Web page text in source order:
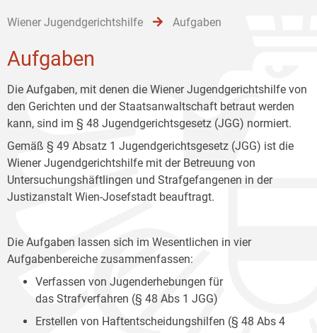
Wiener Jugendgerichtshilfe Aufgaben
Aufgaben
Die Aufgaben, mit denen die Wiener Jugendgerichtshilfe von
den Gerichten und der Staatsanwaltschaft betraut werden
kann, sind im § 48 Jugendgerichtsgesetz (JGG) normiert.
Gemäß § 49 Absatz 1 Jugendgerichtsgesetz (JGG) ist die
Wiener Jugendgerichtshilfe mit der Betreuung von
Untersuchungshäftlingen und Strafgefangenen in der
Justizanstalt Wien-Josefstadt beauftragt.
Die Aufgaben lassen sich im Wesentlichen in vier
Aufgabenbereiche zusammenfassen:
Verfassen von Jugenderhebungen für
das Strafverfahren (§ 48 Abs 1 JGG)
Erstellen von Haftentscheidungshilfen (§ 48 Abs 4